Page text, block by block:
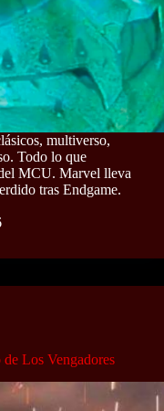
multiverso,
Todo lo que
MCU. Marvel lleva
tras Endgame.
Los Vengadores